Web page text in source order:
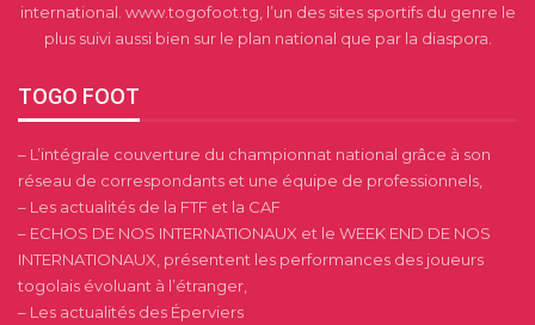
international. www.togofoot.tg, l’un des sites sportifs du genre le
plus suivi aussi bien sur le plan national que par la diaspora.
TOGO FOOT
– L’intégrale couverture du championnat national grâce à son
réseau de correspondants et une équipe de professionnels,
– Les actualités de la FTF et la CAF
– ECHOS DE NOS INTERNATIONAUX et le WEEK END DE NOS
INTERNATIONAUX, présentent les performances des joueurs
togolais évoluant à l’étranger,
– Les actualités des Éperviers